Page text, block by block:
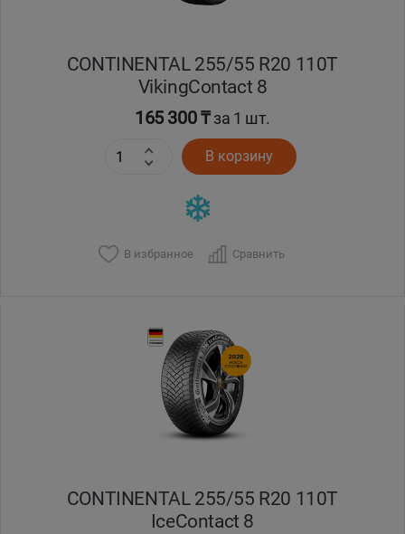
CONTINENTAL 255/55 R20 110T
VikingContact 8
165 300 ₸за 1 шт.
В корзину
В избранное Сравнить
CONTINENTAL 255/55 R20 110T
IceContact 8